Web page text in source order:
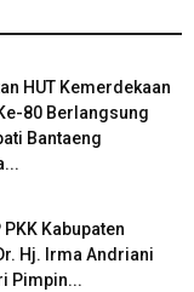
HUT Kemerdekaan
80 Berlangsung
Bantaeng
PKK Kabupaten
Hj. Irma Andriani
Pimpin...